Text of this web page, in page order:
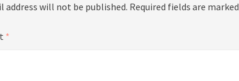
address will not be published. Required fields are marked
*